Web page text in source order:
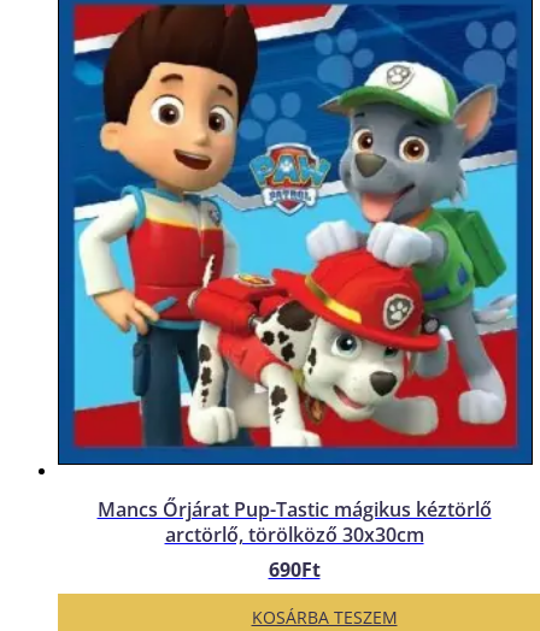
Mancs Őrjárat Pup-Tastic mágikus kéztörlő
arctörlő, törölköző 30x30cm
690Ft
KOSÁRBA TESZEM